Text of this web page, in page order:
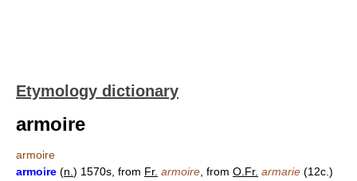
Etymology dictionary
armoire
armoire
armoire (n. ) 1570s, from Fr. armoire , from O.Fr. armarie (12c.)